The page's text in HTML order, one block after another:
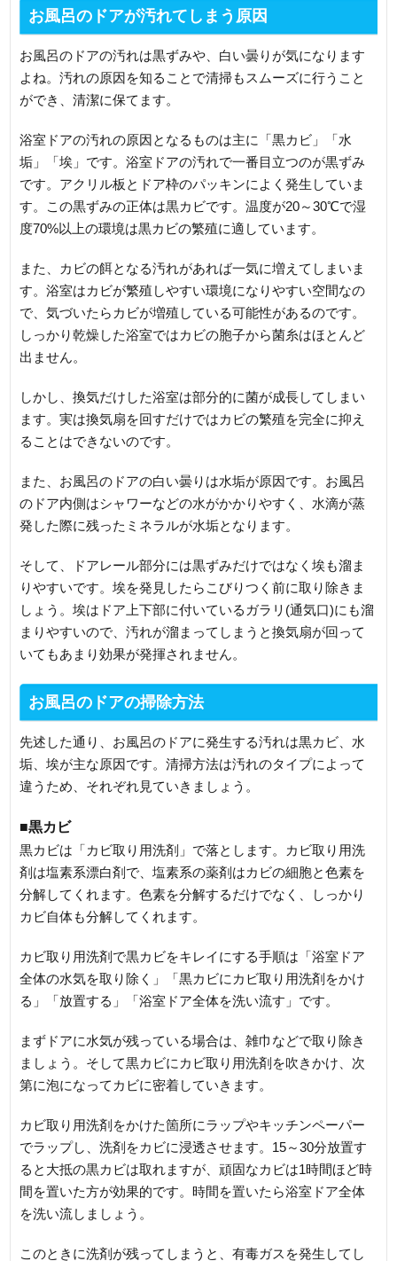
お風呂のドアが汚れてしまう原因
お風呂のドアの汚れは黒ずみや、白い曇りが気になります
よね。汚れの原因を知ることで清掃もスムーズに行うこと
ができ、清潔に保てます。
浴室ドアの汚れの原因となるものは主に「黒カビ」「水
垢」「埃」です。浴室ドアの汚れで一番目立つのが黒ずみ
です。アクリル板とドア枠のパッキンによく発生していま
す。この黒ずみの正体は黒カビです。温度が20～30℃で湿
度70%以上の環境は黒カビの繁殖に適しています。
また、カビの餌となる汚れがあれば一気に増えてしまいま
す。浴室はカビが繁殖しやすい環境になりやすい空間なの
で、気づいたらカビが増殖している可能性があるのです。
しっかり乾燥した浴室ではカビの胞子から菌糸はほとんど
出ません。
しかし、換気だけした浴室は部分的に菌が成長してしまい
ます。実は換気扇を回すだけではカビの繁殖を完全に抑え
ることはできないのです。
また、お風呂のドアの白い曇りは水垢が原因です。お風呂
のドア内側はシャワーなどの水がかかりやすく、水滴が蒸
発した際に残ったミネラルが水垢となります。
そして、ドアレール部分には黒ずみだけではなく埃も溜ま
りやすいです。埃を発見したらこびりつく前に取り除きま
しょう。埃はドア上下部に付いているガラリ(通気口)にも溜
まりやすいので、汚れが溜まってしまうと換気扇が回って
いてもあまり効果が発揮されません。
お風呂のドアの掃除方法
先述した通り、お風呂のドアに発生する汚れは黒カビ、水
垢、埃が主な原因です。清掃方法は汚れのタイプによって
違うため、それぞれ見ていきましょう。
■黒カビ
黒カビは「カビ取り用洗剤」で落とします。カビ取り用洗
剤は塩素系漂白剤で、塩素系の薬剤はカビの細胞と色素を
分解してくれます。色素を分解するだけでなく、しっかり
カビ自体も分解してくれます。
カビ取り用洗剤で黒カビをキレイにする手順は「浴室ドア
全体の水気を取り除く」「黒カビにカビ取り用洗剤をかけ
る」「放置する」「浴室ドア全体を洗い流す」です。
まずドアに水気が残っている場合は、雑巾などで取り除き
ましょう。そして黒カビにカビ取り用洗剤を吹きかけ、次
第に泡になってカビに密着していきます。
カビ取り用洗剤をかけた箇所にラップやキッチンペーパー
でラップし、洗剤をカビに浸透させます。15～30分放置す
ると大抵の黒カビは取れますが、頑固なカビは1時間ほど時
間を置いた方が効果的です。時間を置いたら浴室ドア全体
を洗い流しましょう。
このときに洗剤が残ってしまうと、有毒ガスを発生してし